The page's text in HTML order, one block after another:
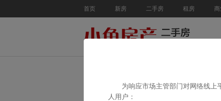
首页 新房 二手房 租房
为响应市场主管部门对网络线上
人用户：